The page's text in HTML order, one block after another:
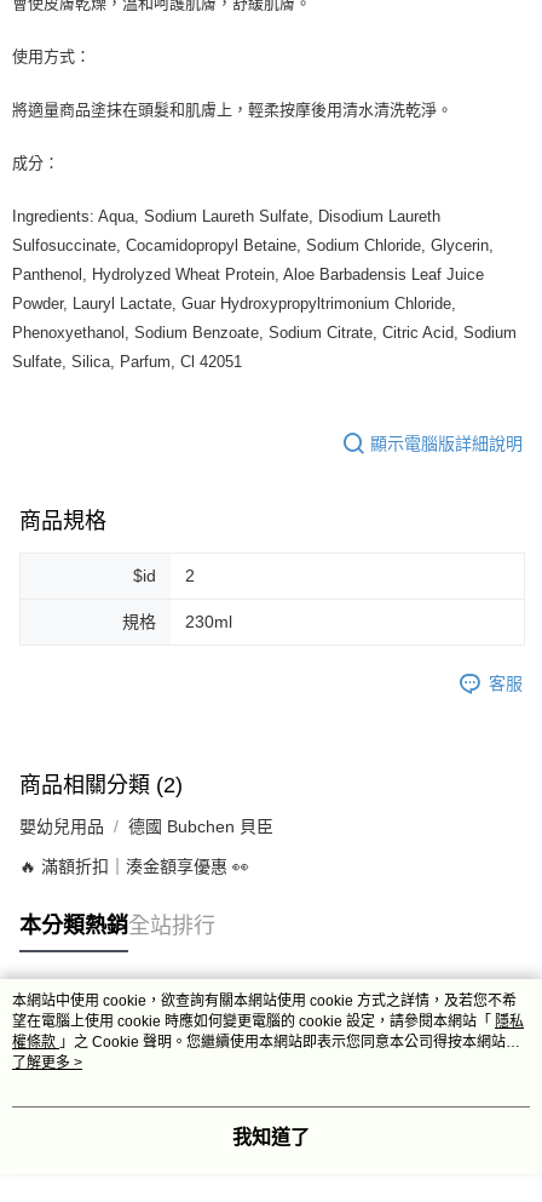
全家純取貨 (先付款
每筆NT$80，滿NT$999(含以上)免運費
每筆NT$80，滿NT$999(含以上)免運費
7-11純取貨 (先付款
宅配
每筆NT$100，滿NT$999(含以上)免運費
離島宅配（澎湖、金門、馬祖、小琉球）
每筆NT$250，滿NT$3,000(含以上)免運費
使用方式：
將適量商品塗抹在頭髮和肌膚上，輕柔按摩後用清水清洗乾淨。
成分：
Ingredients: Aqua, Sodium Laureth Sulfate, Disodium Laureth
Sulfosuccinate, Cocamidopropyl Betaine, Sodium Chloride, Glycerin,
Panthenol, Hydrolyzed Wheat Protein, Aloe Barbadensis Leaf Juice
Powder, Lauryl Lactate, Guar Hydroxypropyltrimonium Chloride,
Phenoxyethanol, Sodium Benzoate, Sodium Citrate, Citric Acid, Sodium
Sulfate, Silica, Parfum, Cl 42051
顯示電腦版詳細說明
商品規格
$id 2
規格 230ml
客服
商品相關分類 (2)
嬰幼兒用品 德國 Bubchen 貝臣
🔥 滿額折扣｜湊金額享優惠 👀
本分類熱銷全站排行
熱門標籤
本網站中使用 cookie，欲查詢有關本網站使用 cookie 方式之詳情，及若您不希
望在電腦上使用 cookie 時應如何變更電腦的 cookie 設定，請參閱本網站「 隱私
權條款 」之 Cookie 聲明。您繼續使用本網站即表示您同意本公司得按本網站使
用條款之 Cookie 聲明使用 cookie。
了解更多 >
我知道了